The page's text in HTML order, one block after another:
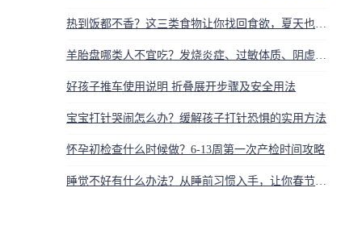
热到饭都不香？这三类食物让你找回食欲，夏天也能胃口大开
羊胎盘哪类人不宜吃？发烧炎症、过敏体质、阴虚内热者需避开
好孩子推车使用说明 折叠展开步骤及安全用法
宝宝打针哭闹怎么办？缓解孩子打针恐惧的实用方法
怀孕初检查什么时候做？6-13周第一次产检时间攻略
睡觉不好有什么办法？从睡前习惯入手，让你春节也能睡个安稳觉